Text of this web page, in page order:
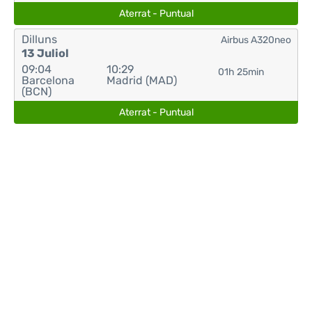
Aterrat - Puntual
Dilluns
13 Juliol
09:04
Barcelona
(BCN)
10:29
Madrid (MAD)
01h 25min
Airbus A320neo
Aterrat - Puntual